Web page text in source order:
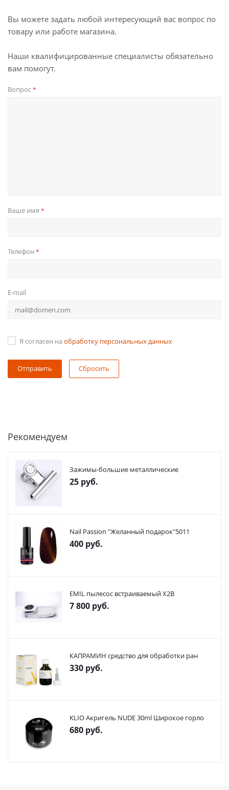
Вы можете задать любой интересующий вас вопрос по
товару или работе магазина.
Наши квалифицированные специалисты обязательно
вам помогут.
Вопрос*
Ваше имя *
Телефон *
E-mail
Я согласен на обработку персональных данных
Сбросить
Рекомендуем
Зажимы-большие металлические
25 руб.
Nail Passion "Желанный подарок"5011
400 руб.
EMIL пылесос встраиваемый X2В
7 800 руб.
КАПРАМИН средство для обработки ран
330 руб.
KLIO Акригель NUDE 30ml Широкое горло
680 руб.